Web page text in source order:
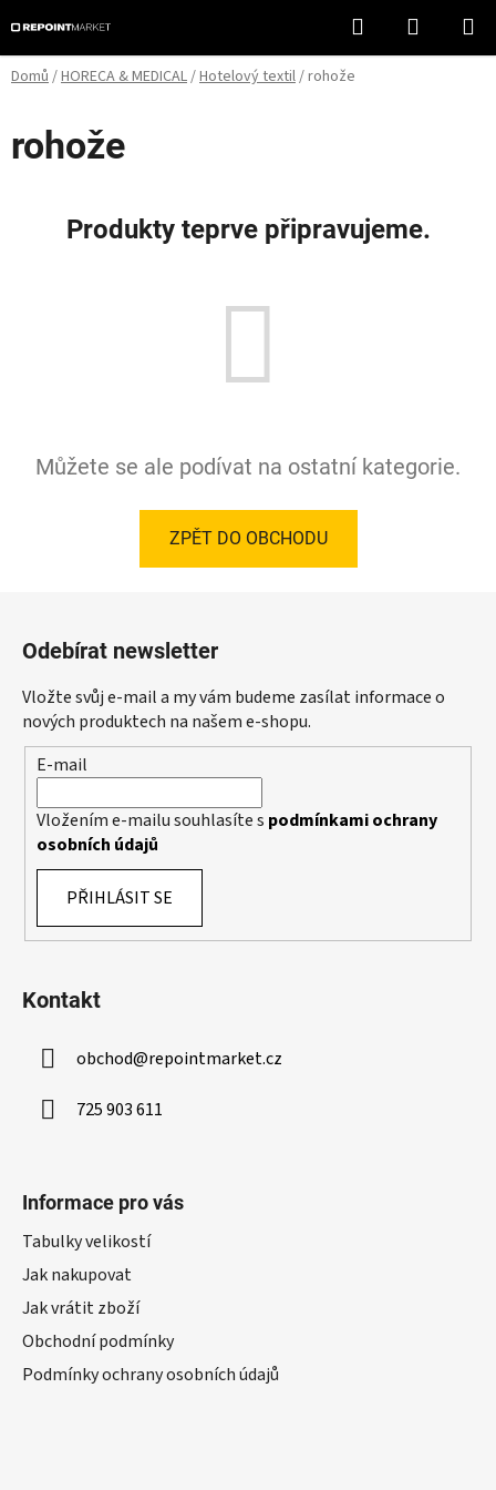
na
obsah
Hledat
KOŠÍK
Domů/HORECA & MEDICAL/Hotelový textil/rohože
rohože
Produkty teprve připravujeme.
Můžete se ale podívat na ostatní kategorie.
ZPĚT DO OBCHODU
Odebírat newsletter
Vložte svůj e-mail a my vám budeme zasílat informace o
nových produktech na našem e-shopu.
E-mail
Vložením e-mailu souhlasíte s podmínkami ochrany
osobních údajů
PŘIHLÁSIT SE
Kontakt
obchod@repointmarket.cz
725 903 611
Informace pro vás
Tabulky velikostí
Jak nakupovat
Jak vrátit zboží
Obchodní podmínky
Podmínky ochrany osobních údajů